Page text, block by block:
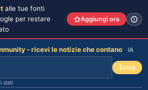
alle tue fonti
per restare
Aggiungi ora
- ricevi le notizie che contano IA
Entra
dati